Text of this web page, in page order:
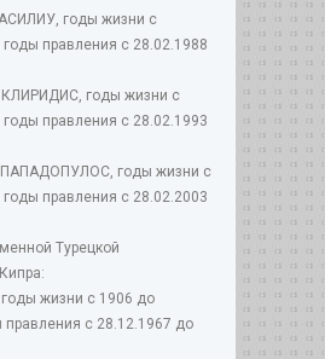
годы жизни с
годы правления с 28.02.1988
КЛИРИДИС, годы жизни с
годы правления с 28.02.1993
ПАПАДОПУЛОС, годы жизни с
годы правления с 28.02.2003
Турецкой
жизни с 1906 до
правления с 28.12.1967 до